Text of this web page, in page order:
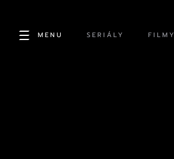
MENU SERIÁLY FILMY